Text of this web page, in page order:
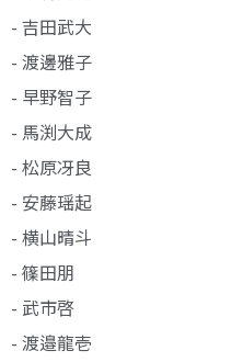
- 吉田武大
- 渡邊雅子
- 早野智子
- 馬渕大成
- 松原冴良
- 安藤瑶起
- 横山晴斗
- 篠田朋
- 武市啓
- 渡邉龍壱